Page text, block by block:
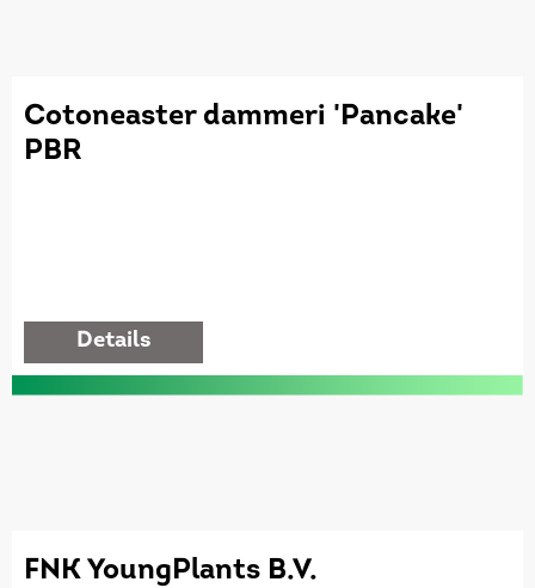
Cotoneaster dammeri 'Pancake'
PBR
details
FNK YoungPlants B.V.